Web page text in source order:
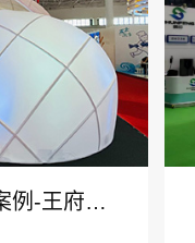
海南消博会展台设计搭建案例-王府井集团-深圳展示设计公司